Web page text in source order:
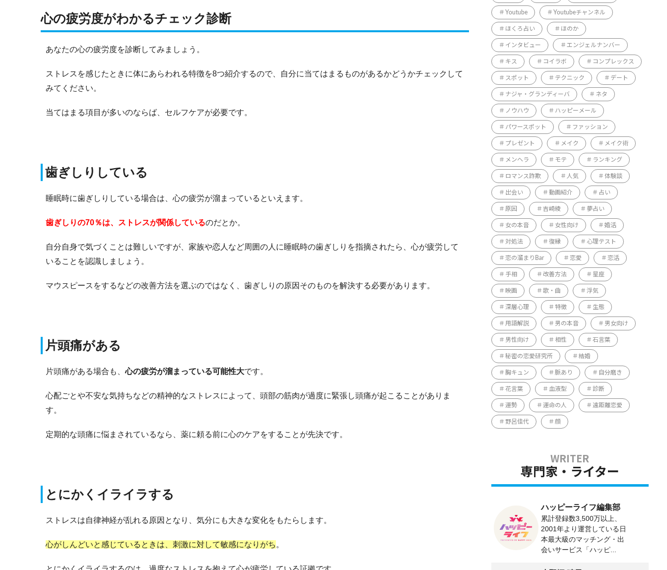
心の疲労度がわかるチェック診断
あなたの心の疲労度を診断してみましょう。
ストレスを感じたときに体にあらわれる特徴を8つ紹介するので、自分に当てはまるものがあるかどうかチェックして
みてください。
当てはまる項目が多いのならば、セルフケアが必要です。
歯ぎしりしている
睡眠時に歯ぎしりしている場合は、心の疲労が溜まっているといえます。
歯ぎしりの70％は、ストレスが関係しているのだとか。
自分自身で気づくことは難しいですが、家族や恋人など周囲の人に睡眠時の歯ぎしりを指摘されたら、心が疲労して
いることを認識しましょう。
マウスピースをするなどの改善方法を選ぶのではなく、歯ぎしりの原因そのものを解決する必要があります。
片頭痛がある
片頭痛がある場合も、心の疲労が溜まっている可能性大です。
心配ごとや不安な気持ちなどの精神的なストレスによって、頭部の筋肉が過度に緊張し頭痛が起こることがありま
す。
定期的な頭痛に悩まされているなら、薬に頼る前に心のケアをすることが先決です。
とにかくイライラする
ストレスは自律神経が乱れる原因となり、気分にも大きな変化をもたらします。
心がしんどいと感じているときは、刺激に対して敏感になりがち 。
Youtube Youtubeチャンネル
ほくろ占い ほのか
インタビュー エンジェルナンバー
キス コイラボ コンプレックス
スポット テクニック デート
ナジャ・グランディーバ ネタ
ノウハウ ハッピーメール
パワースポット ファッション
プレゼント メイク メイク術
メンヘラ モテ ランキング
ロマンス詐欺 人気 体験談
出会い 動画紹介 占い
原因 吉崎綾 夢占い
女の本音 女性向け 婚活
対処法 復縁 心理テスト
恋の溜まりBar 恋愛 恋活
手相 改善方法 星座
映画 歌・曲 浮気
深層心理 特徴 生態
用語解説 男の本音 男女向け
男性向け 相性 石言葉
秘密の恋愛研究所 結婚
胸キュン 脈あり 自分磨き
花言葉 血液型 診断
運勢 運命の人 遠距離恋愛
野呂佳代 顔
専門家・ライター
ハッピーライフ編集部
累計登録数3,500万以上、
2001年より運営している日
本最大級のマッチング・出
会いサービス「ハッピ...